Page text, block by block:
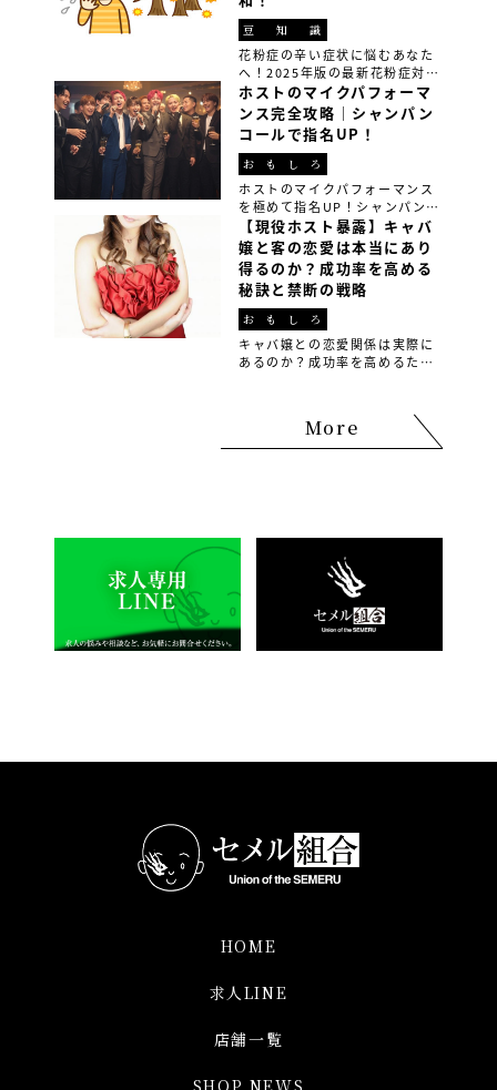
に、そのリアルな実態を赤裸々
に語っていただきました […]
豆知識
花粉症の辛い症状に悩むあなた
へ！2025年版の最新花粉症対策
方法3選を紹介。食事改善、生活
習慣の見直し、最先端の花粉症
グッズを使って、春の花粉シー
ズンを快適に過ごすための即効
性セルフケア法を実践しよう。
ホストのマイクパフォーマ
ンス完全攻略｜シャンパン
コールで指名UP！
おもしろ
ホストのマイクパフォーマンス
を極めて指名UP！シャンパンコ
ールやイベントMCを成功させる
ためのテクニックや練習方法を
徹底解説。初心者でもできるコ
ツやプロの裏技を学んで、あな
たのパフォーマンスを次のレベ
ルへ！
【現役ホスト暴露】キャバ
嬢と客の恋愛は本当にあり
得るのか？成功率を高める
秘訣と禁断の戦略
おもしろ
キャバ嬢との恋愛関係は実際に
あるのか？成功率を高めるため
が明かす恋愛の裏側と注意点を
徹底解説！本物の恋愛感情を育
むためのアドバイスも。成功す
More
HOME
求人LINE
店舗一覧